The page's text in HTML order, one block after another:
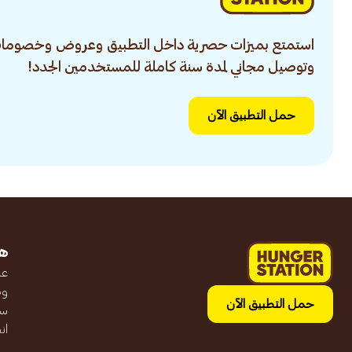
استمتع بميزات حصرية داخل التطبيق وعروض
وتوصيل مجاني لمدة سنة كاملة للمستخدمين الجدد!
حمل التطبيق الآن
حمل التطبيق الآن